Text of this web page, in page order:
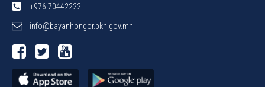
+976 70442222
info@bayanhongor.bkh.gov.mn